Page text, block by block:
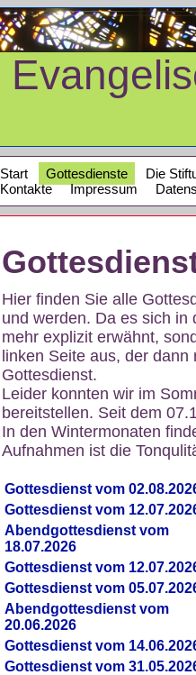
Start Gottesdienste Die
Kontakte
Impressum
Hier finden Sie alle
und werden. Da es sich in
mehr explizit erwähnt,
linken Seite aus, der
Gottesdienst.
Leider konnten wir im
bereitstellen. Seit dem
In den Wintermonaten
Aufnahmen ist die
Gottesdienst vom
Gottesdienst vom
Abendgottesdienst vom
18.07.2026
Gottesdienst vom
Gottesdienst vom
Abendgottesdienst vom
20.06.2026
Gottesdienst vom
Gottesdienst vom